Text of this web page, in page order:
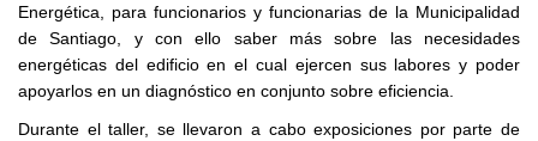
Energética, para funcionarios y funcionarias de la Municipalidad
de Santiago, y con ello saber más sobre las necesidades
energéticas del edificio en el cual ejercen sus labores y poder
apoyarlos en un diagnóstico en conjunto sobre eficiencia.
Durante el taller, se llevaron a cabo exposiciones por parte de